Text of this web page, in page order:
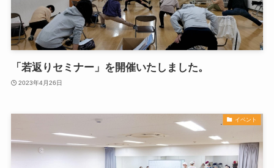
「若返りセミナー」を開催いたしました。
2023年4月26日
イベント